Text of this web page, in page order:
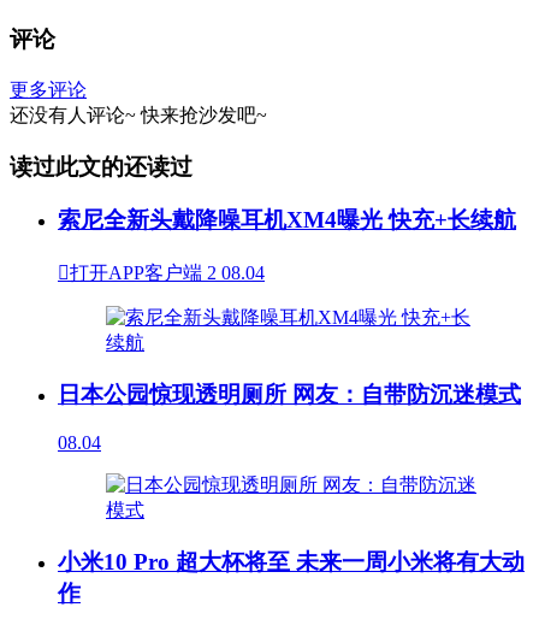
评论
更多评论
还没有人评论~ 快来抢沙发吧~
读过此文的还读过
索尼全新头戴降噪耳机XM4曝光 快充+长续航
打开APP客户端 2 08.04
日本公园惊现透明厕所 网友：自带防沉迷模式
08.04
小米10 Pro 超大杯将至 未来一周小米将有大动
作